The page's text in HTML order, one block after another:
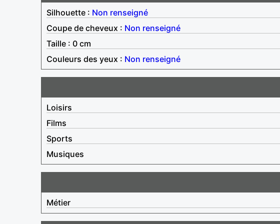
Silhouette : Non renseigné
Coupe de cheveux : Non renseigné
Taille : 0 cm
Couleurs des yeux : Non renseigné
Loisirs
Films
Sports
Musiques
Métier